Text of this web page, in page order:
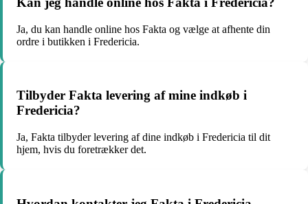
Ja, du kan handle online hos Fakta og vælge at afhente din
ordre i butikken i Fredericia.
Tilbyder Fakta levering af mine indkøb i
Fredericia?
Ja, Fakta tilbyder levering af dine indkøb i Fredericia til dit
hjem, hvis du foretrækker det.